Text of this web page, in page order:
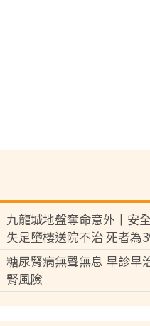
九龍城地盤奪命意外丨安
失足墮樓送院不治 死者為
爸爸屬家庭支柱育7歲及3
糖尿腎病無聲無息 早診早
腎風險